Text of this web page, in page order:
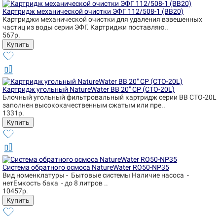
Картридж механической очистки ЭФГ 112/508-1 (BB20)
Картриджи механической очистки для удаления взвешенных
частиц из воды серии ЭФГ. Картриджи поставляю..
567р.
Картридж угольный NatureWater BB 20" CP (CTO-20L)
Блочный угольный фильтровальный картридж серии BB CTO-20L
заполнен высококачественным сжатым или пре..
1331р.
Система обратного осмоса NatureWater RO50-NP35
Вид номенклатуры - Бытовые системы Наличие насоса -
нетЕмкость бака - до 8 литров ..
10457р.